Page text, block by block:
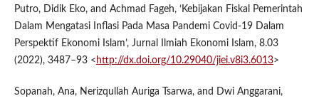
Putro, Didik Eko, and Achmad Fageh, ‘Kebijakan Fiskal Pemerintah
Dalam Mengatasi Inflasi Pada Masa Pandemi Covid-19 Dalam
Perspektif Ekonomi Islam’, Jurnal Ilmiah Ekonomi Islam, 8.03
(2022), 3487–93 < http://dx.doi.org/10.29040/jiei.v8i3.6013>
Sopanah, Ana, Nerizqullah Auriga Tsarwa, and Dwi Anggarani,